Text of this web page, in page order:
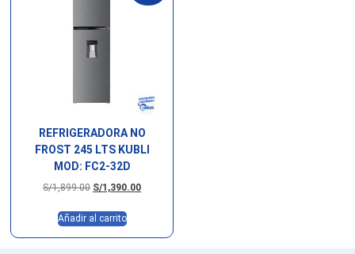
REFRIGERADORA NO
FROST 245 LTS KUBLI
MOD: FC2-32D
S/1,899.00 S/1,390.00
Añadir al carrito